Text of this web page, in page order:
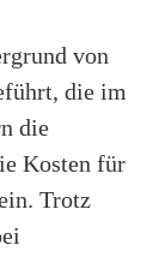
von
die im
die
Kosten für
Trotz